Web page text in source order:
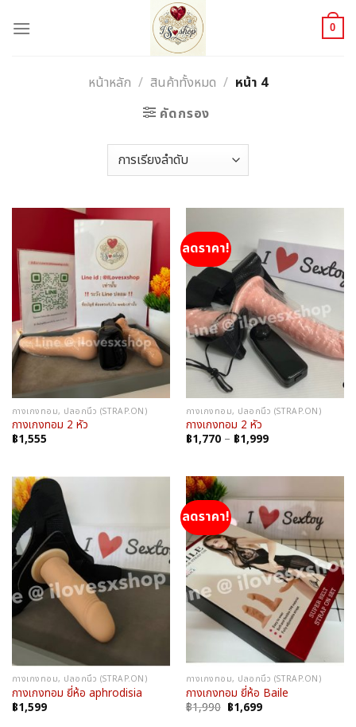
0
หน้าหลัก / สินค้าทั้งหมด / หน้า 4
คัดกรอง
กางเกงทอม, ปลอกนิ้ว (STRAP.ON)
กางเกงทอม 2 หัว
฿1,555
ลดราคา!
กางเกงทอม, ปลอกนิ้ว (STRAP.ON)
กางเกงทอม 2 หัว
฿1,770 – ฿1,999Price
฿1,999
กางเกงทอม, ปลอกนิ้ว (STRAP.ON)
กางเกงทอม ยี่ห้อ aphrodisia
฿1,599
ลดราคา!
กางเกงทอม, ปลอกนิ้ว (STRAP.ON)
กางเกงทอม ยี่ห้อ Baile
฿1,990 Original
price
฿1,699Current